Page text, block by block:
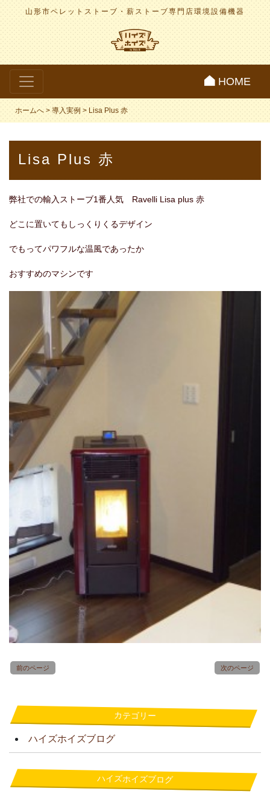
山形市ペレットストーブ・薪ストーブ専門店環境設備機器
HOME
ホームへ > 導入実例 > Lisa Plus 赤
Lisa Plus 赤
弊社での輸入ストーブ1番人気 Ravelli Lisa plus 赤
どこに置いてもしっくりくるデザイン
でもってパワフルな温風であったか
おすすめのマシンです
前のページ 次のページ
カテゴリー
ハイズホイズブログ
ハイズホイズブログ